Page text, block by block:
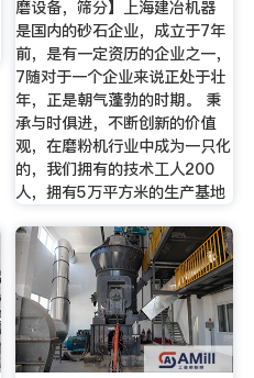
磨设备，筛分】上海建冶机器
是国内的砂石企业，成立于7年
前，是有一定资历的企业之一，
7随对于一个企业来说正处于壮
年，正是朝气蓬勃的时期。 秉
承与时俱进，不断创新的价值
观，在磨粉机行业中成为一只化
的，我们拥有的技术工人200
人，拥有5万平方米的生产基地